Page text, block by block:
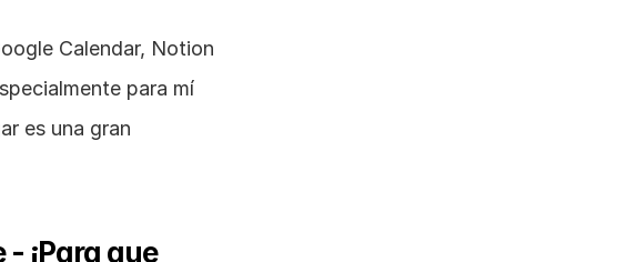
Calendar, Notion
para mí
es una gran
¡Para que